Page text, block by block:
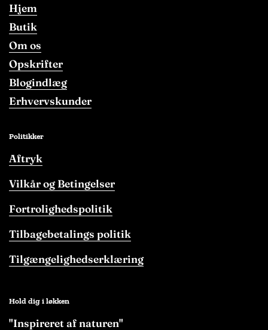
Hjem
Butik
Om os
Opskrifter
Blogindlæg
Erhvervskunder
Politikker
Aftryk
Vilkår og Betingelser
Fortrolighedspolitik
Tilbagebetalings politik
Tilgængelighedserklæring
Hold dig i løkken
"Inspireret af naturen"